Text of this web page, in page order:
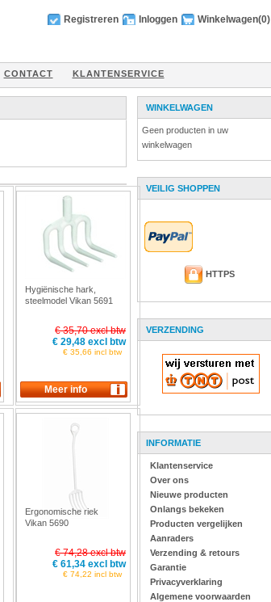
Registreren Inloggen Winkelwagen(0)
CONTACT KLANTENSERVICE
Hygiënische hark,
steelmodel Vikan 5691
€ 35,70 excl btw
€ 29,48 excl btw
€ 35,66 incl btw
Ergonomische riek
Vikan 5690
€ 74,28 excl btw
€ 61,34 excl btw
€ 74,22 incl btw
WINKELWAGEN
Geen producten in uw
winkelwagen
VEILIG SHOPPEN
HTTPS
VERZENDING
INFORMATIE
Klantenservice
Over ons
Nieuwe producten
Onlangs bekeken
Producten vergelijken
Aanraders
Verzending & retours
Garantie
Privacyverklaring
Algemene voorwaarden